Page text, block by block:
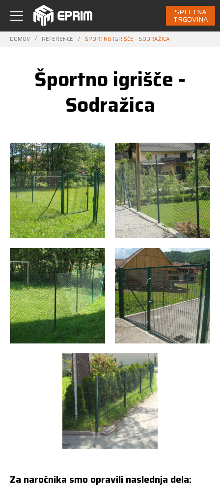
SPLETNA
TRGOVINA
DOMOV / REFERENCE / ŠPORTNO IGRIŠČE - SODRAŽICA
Športno igrišče -
Sodražica
Za naročnika smo opravili naslednja dela: